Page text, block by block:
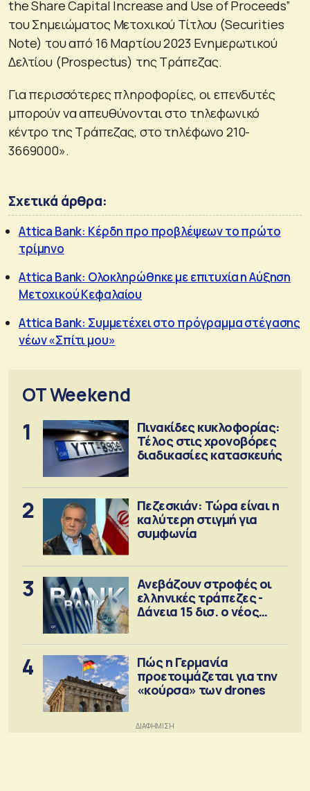
the Share Capital Increase and Use of Proceeds”
του Σημειώματος Μετοχικού Τίτλου (Securities
Note) του από 16 Μαρτίου 2023 Ενημερωτικού
Δελτίου (Prospectus) της Τράπεζας.
Για περισσότερες πληροφορίες, οι επενδυτές
μπορούν να απευθύνονται στο τηλεφωνικό
κέντρο της Τράπεζας, στο τηλέφωνο 210-
3669000».
Σχετικά άρθρα:
Attica Bank: Κέρδη προ προβλέψεων το πρώτο
τρίμηνο
Attica Bank: Ολοκληρώθηκε με επιτυχία η Αύξηση
Μετοχικού Κεφαλαίου
Attica Bank: Συμμετέχει στο πρόγραμμα στέγασης
νέων «Σπίτι μου»
OT Weekend
1
Πινακίδες κυκλοφορίας:
Τέλος στις χρονοβόρες
διαδικασίες κατασκευής
2
Πεζεσκιάν: Τώρα είναι η
καλύτερη στιγμή για
συμφωνία
3
Ανεβάζουν στροφές οι
ελληνικές τράπεζες -
Δάνεια 15 δισ. ο νέος
4
Πώς η Γερμανία
προετοιμάζεται για την
«κούρσα» των drones